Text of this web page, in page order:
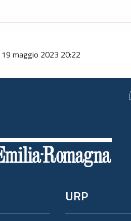
19 maggio 2023 20:22
URP